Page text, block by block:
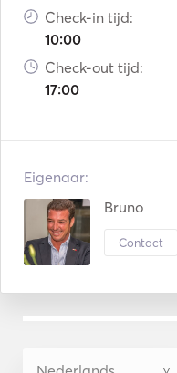
Check-in tijd:
10:00
Check-out tijd:
17:00
Eigenaar:
Bruno
Contact